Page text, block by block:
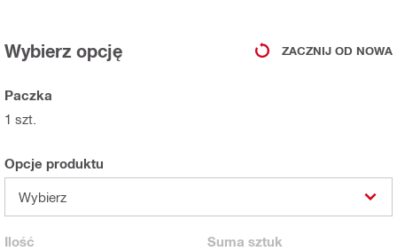
Wybierz opcję ZACZNIJ OD NOWA
Paczka
1 szt.
Opcje produktu
Wybierz
Ilość Suma sztuk